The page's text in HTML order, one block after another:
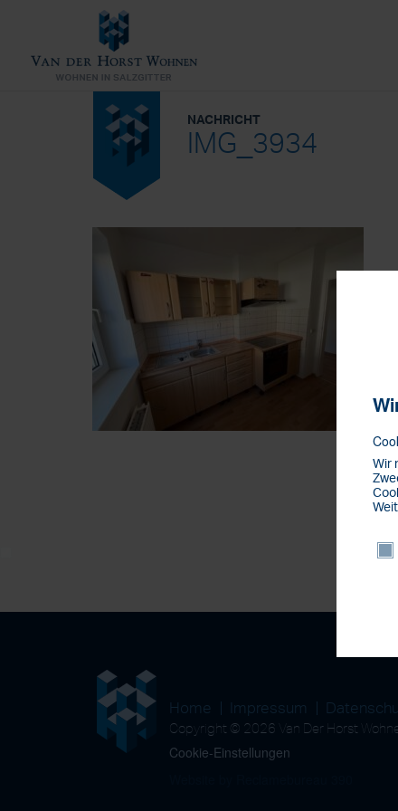
NACHRICHT
IMG_3934
Home Impressum
Copyright © 2026 Van Der Horst
Cookie-Einstellungen
Wir